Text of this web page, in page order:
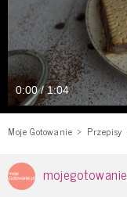
0:00 / 1:04
Moje Gotowanie Przepisy
mojegotowanie